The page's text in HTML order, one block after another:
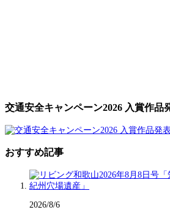
交通安全キャンペーン2026 入賞作品
おすすめ記事
2026/8/6